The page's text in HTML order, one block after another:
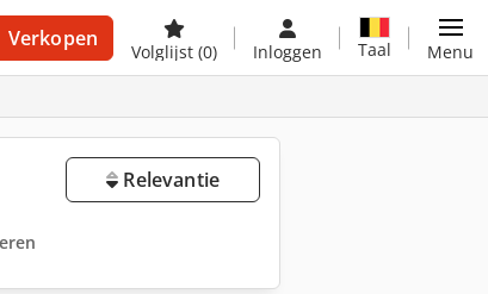
Verkopen
Volglijst (0) Inloggen Taal Menu
Relevantie